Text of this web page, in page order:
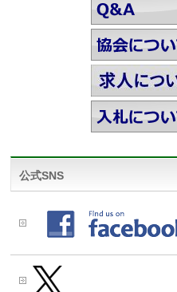
公式SNS